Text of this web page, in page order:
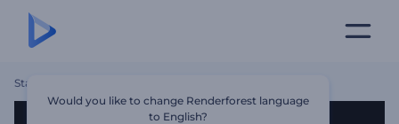
Startseite
Would you like to change Renderforest language
to English?